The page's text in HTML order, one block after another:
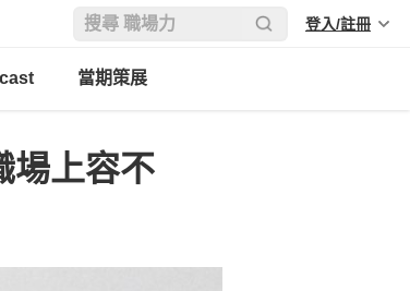
登入/註冊
當期策展
場上容不